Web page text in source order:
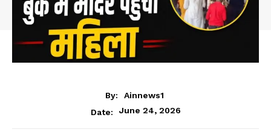
By:
Ainnews1
Date:
June 24, 2026